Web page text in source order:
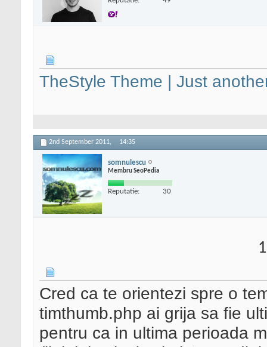
TheStyle Theme | Just
2nd September 2011, 14:35
somnulescu
Membru SeoPedia
Reputatie: 30
Cred ca te orientezi spre o
timthumb.php ai grija sa fie
pentru ca in ultima perioada